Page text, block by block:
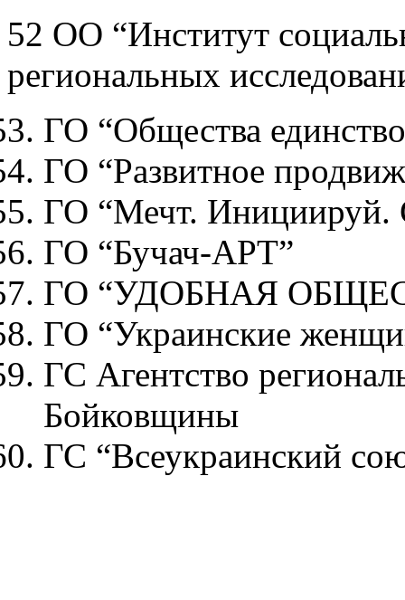
52 ОО “Институт
региональных
ГО “Общества
ГО “Развитное
ГО “Мечт. Инициируй.
ГО “Бучач-АРТ”
ГО “УДОБНАЯ
ГО “Украинские
ГС Агентство
Бойковщины
ГС “Всеукраинский